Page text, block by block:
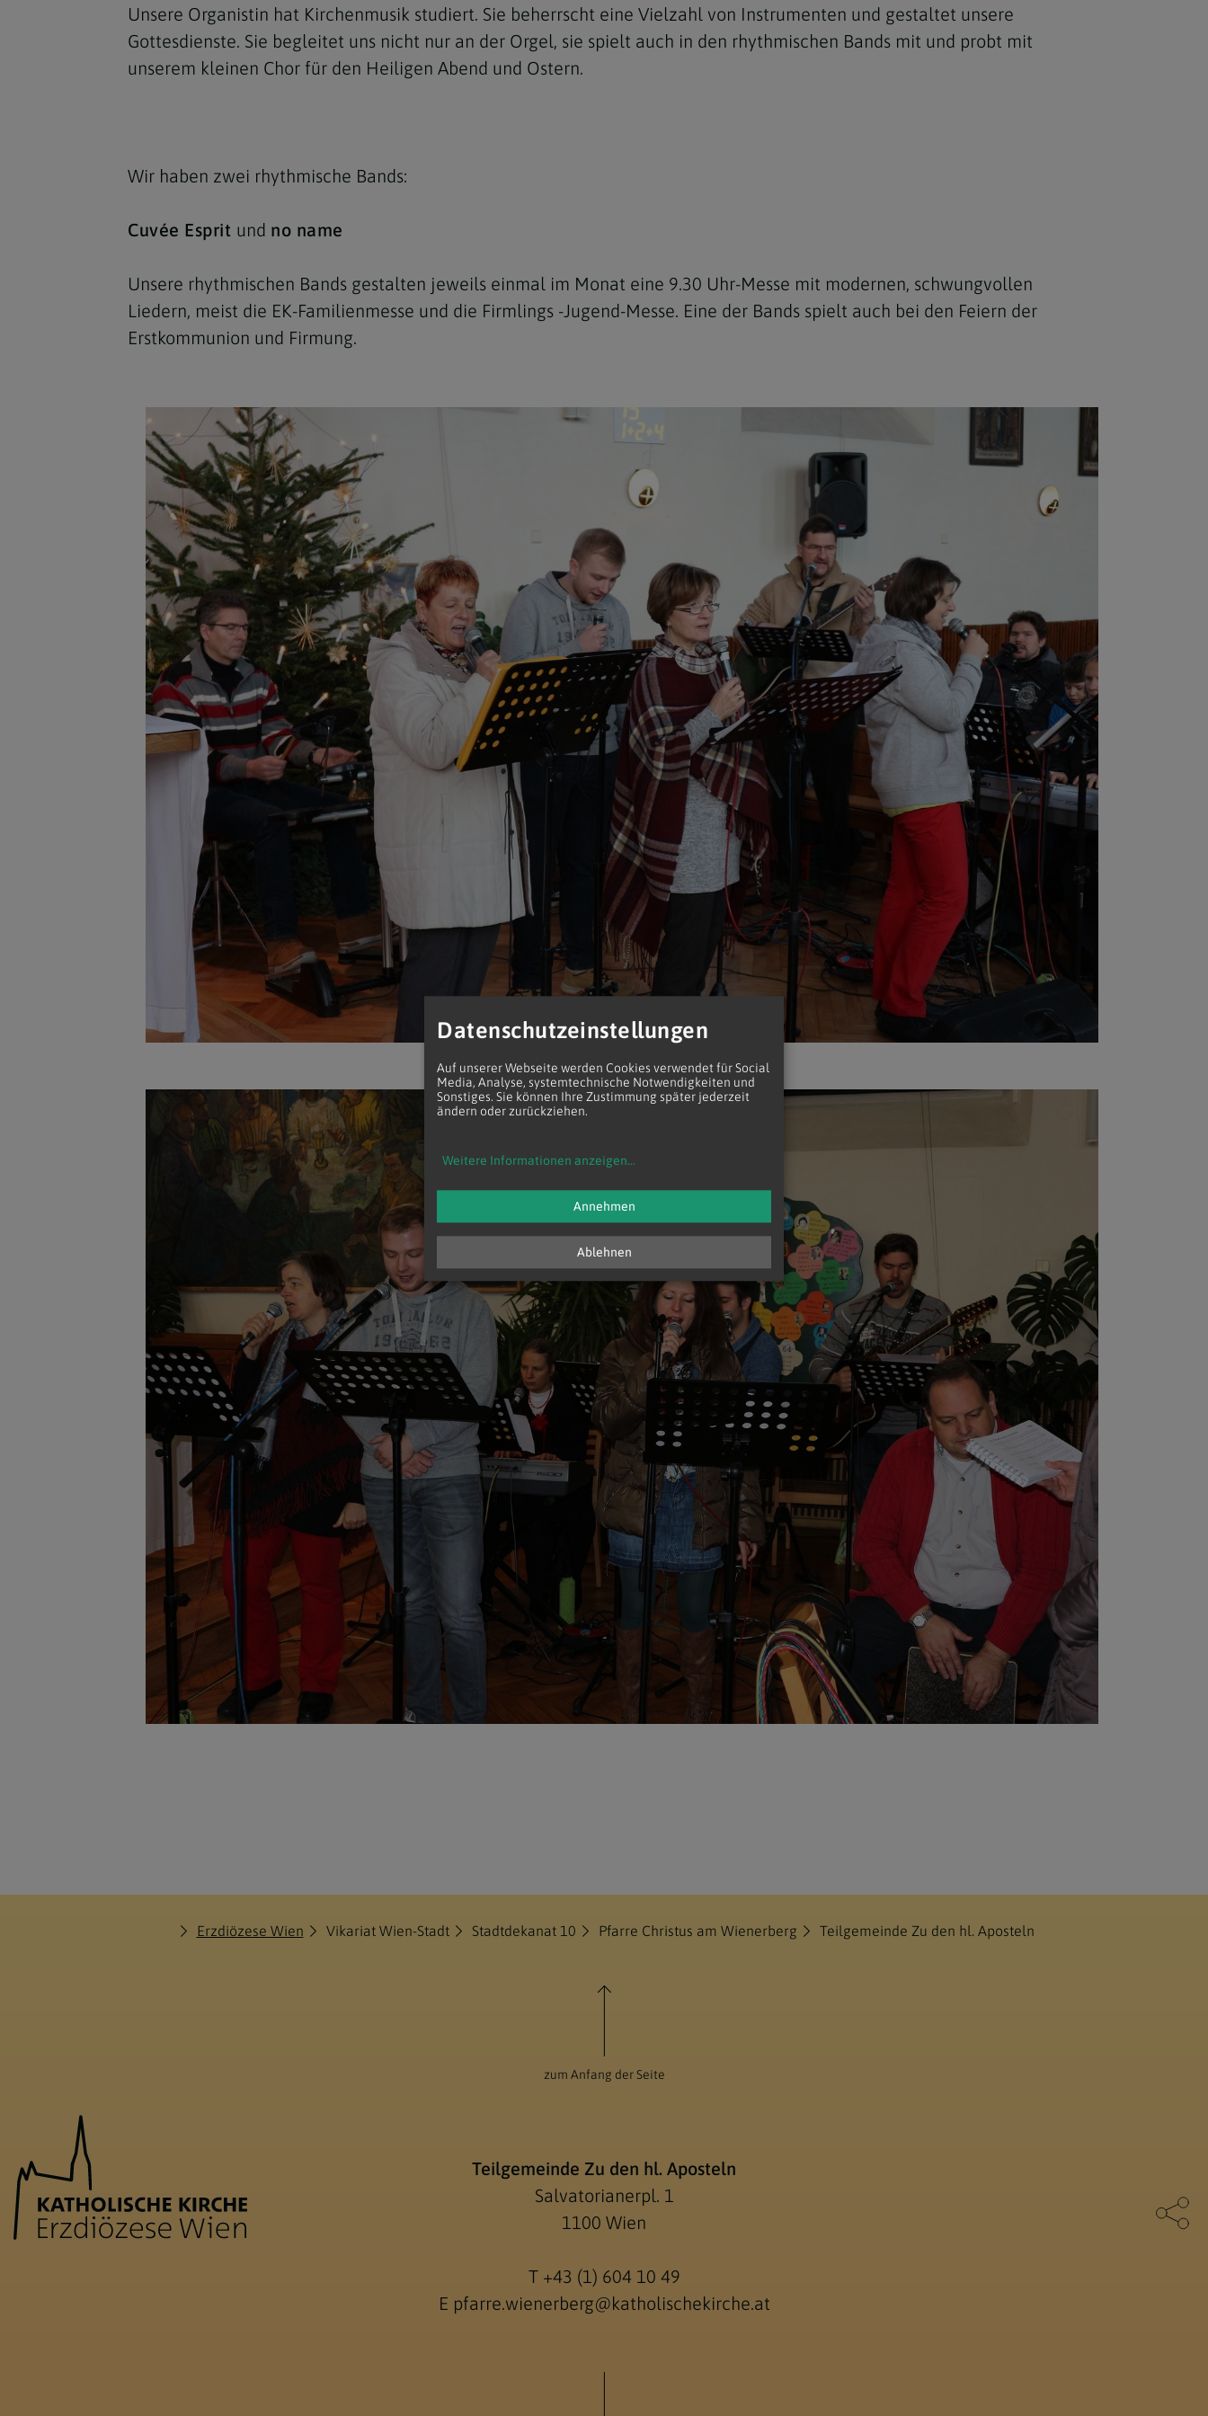
Unsere Organistin hat Kirchenmusik studiert. Sie beherrscht eine Vielzahl von Instrumenten und gestaltet unsere
Gottesdienste. Sie begleitet uns nicht nur an der Orgel, sie spielt auch in den rhythmischen Bands mit und probt mit
unserem kleinen Chor für den Heiligen Abend und Ostern.
Wir haben zwei rhythmische Bands:
Cuvée Esprit und no name
Unsere rhythmischen Bands gestalten jeweils einmal im Monat eine 9.30 Uhr-Messe mit modernen, schwungvollen
Liedern, meist die EK-Familienmesse und die Firmlings -Jugend-Messe. Eine der Bands spielt auch bei den Feiern der
Erstkommunion und Firmung.
Erzdiözese Wien Vikariat Wien-Stadt Stadtdekanat 10 Pfarre Christus am Wienerberg Teilgemeinde Zu den hl. Aposteln
zum Anfang der Seite
Teilgemeinde Zu den hl. Aposteln
Salvatorianerpl. 1
1100 Wien
T +43 (1) 604 10 49
E pfarre.wienerberg@katholischekirche.at
Datenschutzeinstellungen
Auf unserer Webseite werden Cookies verwendet für Social
Media, Analyse, systemtechnische Notwendigkeiten und
Sonstiges. Sie können Ihre Zustimmung später jederzeit
ändern oder zurückziehen.
Weitere Informationen anzeigen...
Ablehnen
Annehmen